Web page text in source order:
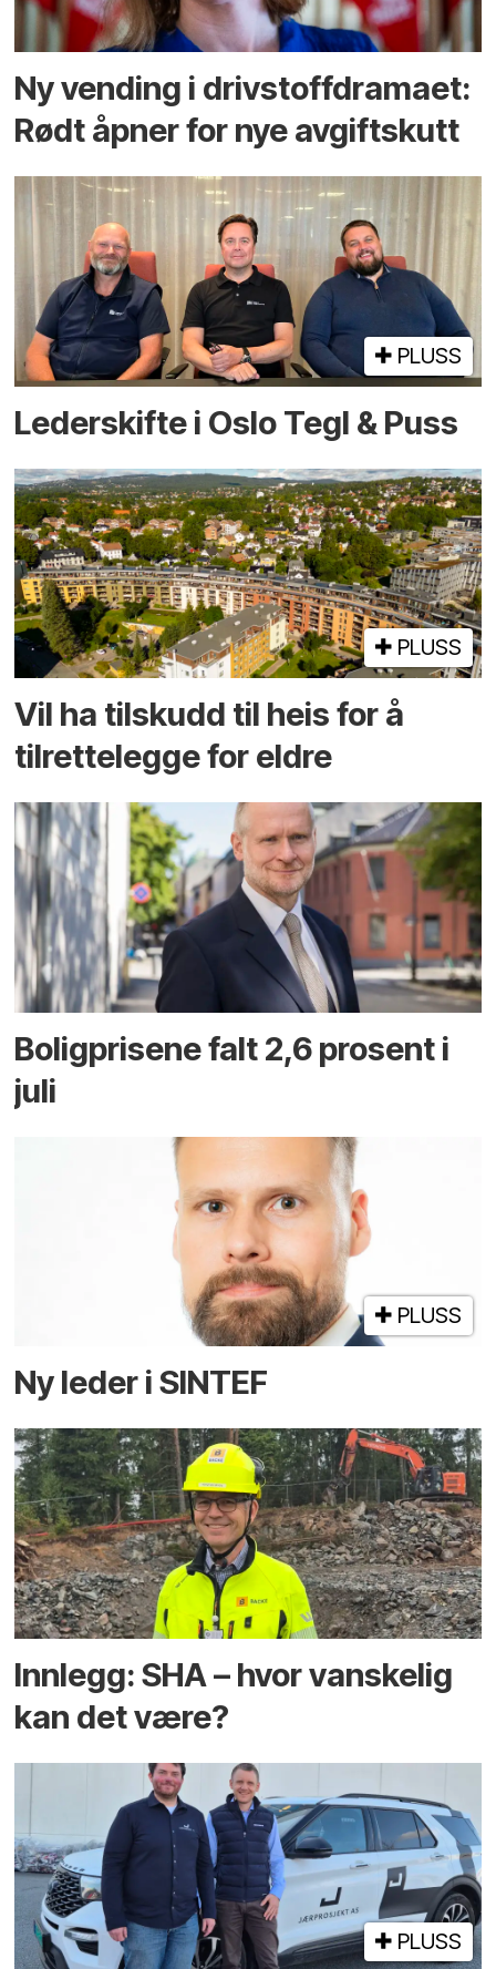
Ny vending i drivstoffdramaet:
Rødt åpner for nye avgiftskutt
PLUSS
Lederskifte i Oslo Tegl & Puss
PLUSS
Vil ha tilskudd til heis for å
tilrettelegge for eldre
Boligprisene falt 2,6 prosent i
juli
PLUSS
Ny leder i SINTEF
Innlegg: SHA – hvor vanskelig
kan det være?
PLUSS